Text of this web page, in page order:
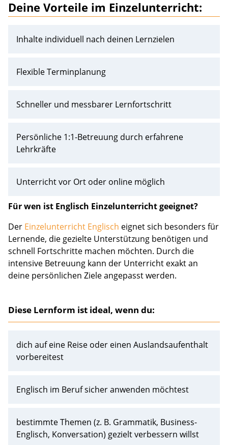
Deine Vorteile im Einzelunterricht:
Inhalte individuell nach deinen Lernzielen
Flexible Terminplanung
Schneller und messbarer Lernfortschritt
Persönliche 1:1-Betreuung durch erfahrene
Lehrkräfte
Unterricht vor Ort oder online möglich
Für wen ist Englisch Einzelunterricht geeignet?
Der Einzelunterricht Englisch eignet sich besonders für
Lernende, die gezielte Unterstützung benötigen und
schnell Fortschritte machen möchten. Durch die
intensive Betreuung kann der Unterricht exakt an
deine persönlichen Ziele angepasst werden.
Diese Lernform ist ideal, wenn du:
dich auf eine Reise oder einen Auslandsaufenthalt
vorbereitest
Englisch im Beruf sicher anwenden möchtest
bestimmte Themen (z. B. Grammatik, Business-
Englisch, Konversation) gezielt verbessern willst